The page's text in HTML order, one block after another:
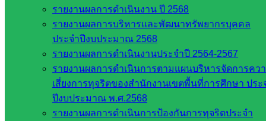
รายงานผลการดำเนินงาน ปี 2568
รายงานผลการบริหารและพัฒนาทรัพยากรบุคคล
ประจำปีงบประมาณ 2568
รายงานผลการดำเนินงานประจำปี 2564-2567
รายงานผลการดำเนินการตามแผนบริหารจัดการคว
เสี่ยงการทุจริตของสำนักงานเขตพื้นที่การศึกษา ประ
ปีงบประมาณ พ.ศ.2568
รายงานผลการดำเนินการป้องกันการทุจริตประจำ
เว็บไซต์
สพป. ใน
สพฐ.
กรมบัญชี
สำนักงาน
ส.ก.ส.ค